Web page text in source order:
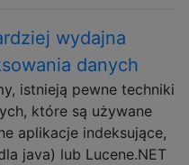
wydajna
danych
istnieją pewne techniki
które są używane
aplikacje indeksujące,
java) lub Lucene.NET